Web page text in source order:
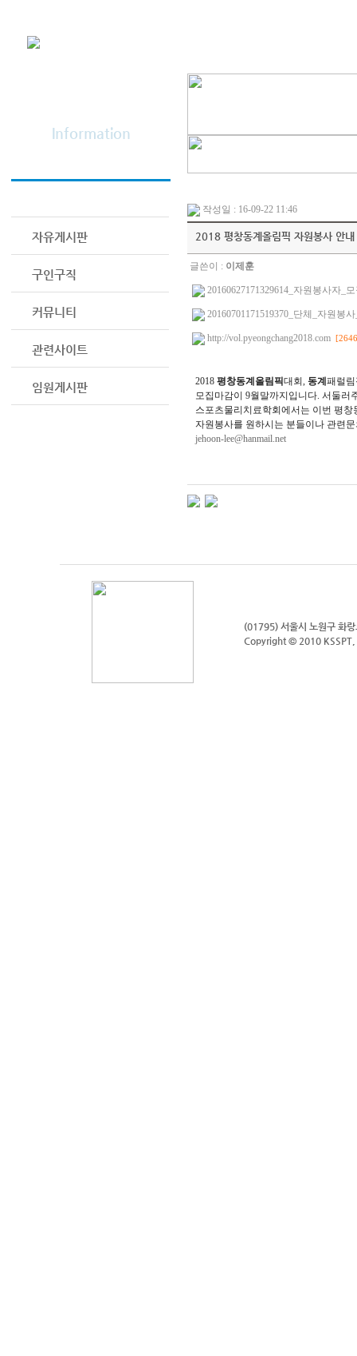
Information
자유게시판
구인구직
커뮤니티
관련사이트
임원게시판
작성일 : 16-09-22 11:46
2018 평창동계올림픽 자원봉사 안
글쓴이 : 이제훈
20160627171329614_자원봉사자_
20160701171519370_단체_자원봉
http://vol.pyeongchang2018.com
2018 평창동계올림픽대회, 동계 패럴
모집마감이 9월말까지입니다. 서둘러
스포츠물리치료학회에서는 이번 평
자원봉사를 원하시는 분들이나 관련
jehoon-lee@hanmail.net
(01795) 서울시 노원구 화
Copyright © 2010